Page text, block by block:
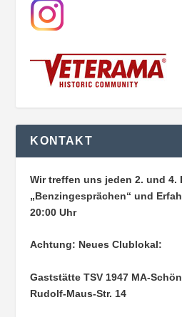
KONTAKT
Wir treffen uns jeden 2. und 4.
„Benzingesprächen“ und
20:00 Uhr
Achtung: Neues Clublokal:
Gaststätte TSV 1947 MA-
Rudolf-Maus-Str. 14